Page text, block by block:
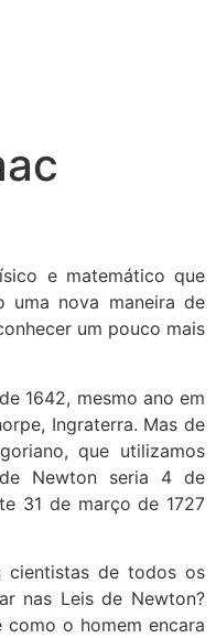
e matemático que
uma nova maneira de
um pouco mais
1642, mesmo ano em
Ingraterra. Mas de
que utilizamos
Newton seria 4 de
31 de março de 1727
cientistas de todos os
nas Leis de Newton?
como o homem encara